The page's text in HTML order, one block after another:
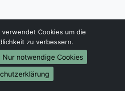
Neckar nach Belarus
Cookies um die
zu verbessern.
Nur notwendige Cookies